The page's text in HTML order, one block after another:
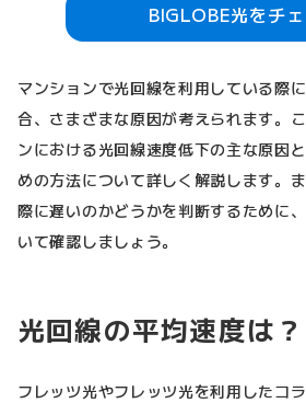
BIGLOBE光をチ
マンションで光回線を利用している際
合、さまざまな原因が考えられます。
ンにおける光回線速度低下の主な原因
めの方法について詳しく解説します。
際に遅いのかどうかを判断するために
いて確認しましょう。
光回線の平均速度は？
フレッツ光やフレッツ光を利用したコ